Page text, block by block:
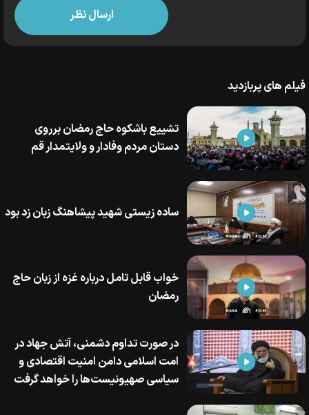
فیلم های پربازدید
تشییع باشکوه حاج رمضان برروی
دستان مردم وفادار و ولایتمدار قم
ساده زیستی شهید پیشاهنگ زبان زد بود
خواب قابل تامل درباره غزه از زبان حاج
رمضان
در صورت تداوم دشمنی، آتش جهاد در
امت اسلامی دامن امنیت اقتصادی و
سیاسی صهیونیست‌ها را خواهد گرفت